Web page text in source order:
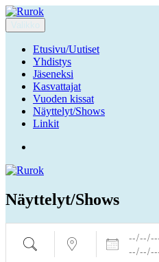
Siirry
sisältöön
Rurok
Ruuhka-Suomen Rotukissayhdistys
Valikko
Etusivu/Uutiset
Yhdistys
Jäseneksi
Kasvattajat
Vuoden kissat
Näyttelyt/Shows
Linkit
Näyttelyt/Shows
Hae Lähellä... Päivämäärät